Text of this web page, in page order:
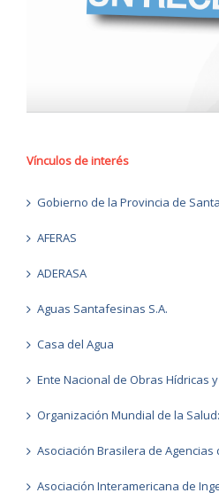
Vínculos de interés
Gobierno de la Provincia de
AFERAS
ADERASA
Aguas Santafesinas S.A.
Casa del Agua
Ente Nacional de Obras Hídricas
Organización Mundial de la
Asociación Brasilera de Agencias
Asociación Interamericana de